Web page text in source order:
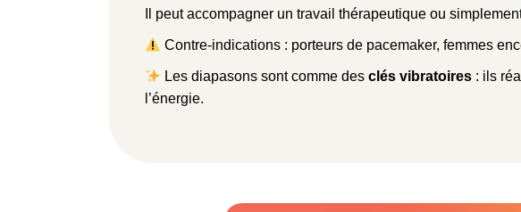
Il peut accompagner un travail thérapeutique ou
Contre-indications : porteurs de pacemaker, femmes
Les diapasons sont comme desclés vibratoires : ils
l’énergie.